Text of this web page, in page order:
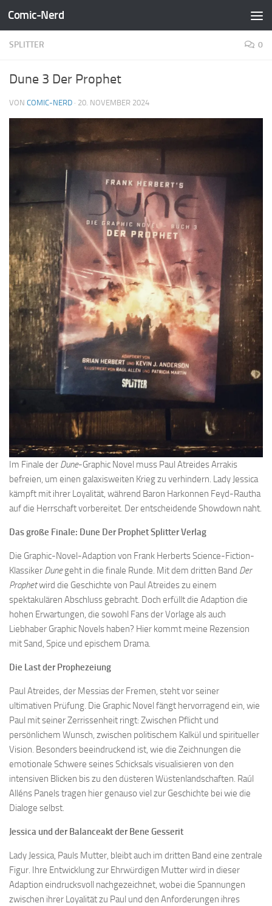
Zum Inhalt springen
Comic-Nerd
SPLITTER 0
Dune 3 Der Prophet
VON COMIC-NERD · 20. NOVEMBER 2024
Im Finale der Dune-Graphic Novel muss Paul Atreides Arrakis
befreien, um einen galaxisweiten Krieg zu verhindern. Lady Jessica
kämpft mit ihrer Loyalität, während Baron Harkonnen Feyd-Rautha
auf die Herrschaft vorbereitet. Der entscheidende Showdown naht.
Das große Finale: Dune Der Prophet Splitter Verlag
Die Graphic-Novel-Adaption von Frank Herberts Science-Fiction-
Klassiker Dunegeht in die finale Runde. Mit dem dritten Band Der
Prophetwird die Geschichte von Paul Atreides zu einem
spektakulären Abschluss gebracht. Doch erfüllt die Adaption die
hohen Erwartungen, die sowohl Fans der Vorlage als auch
Liebhaber Graphic Novels haben? Hier kommt meine Rezension
mit Sand, Spice und epischem Drama.
Die Last der Prophezeiung
Paul Atreides, der Messias der Fremen, steht vor seiner
ultimativen Prüfung. Die Graphic Novel fängt hervorragend ein, wie
Paul mit seiner Zerrissenheit ringt: Zwischen Pflicht und
persönlichem Wunsch, zwischen politischem Kalkül und spiritueller
Vision. Besonders beeindruckend ist, wie die Zeichnungen die
emotionale Schwere seines Schicksals visualisieren von den
intensiven Blicken bis zu den düsteren Wüstenlandschaften. Raúl
Alléns Panels tragen hier genauso viel zur Geschichte bei wie die
Dialoge selbst.
Jessica und der Balanceakt der Bene Gesserit
Lady Jessica, Pauls Mutter, bleibt auch im dritten Band eine zentrale
Figur. Ihre Entwicklung zur Ehrwürdigen Mutter wird in dieser
Adaption eindrucksvoll nachgezeichnet, wobei die Spannungen
zwischen ihrer Loyalität zu Paul und den Anforderungen ihres